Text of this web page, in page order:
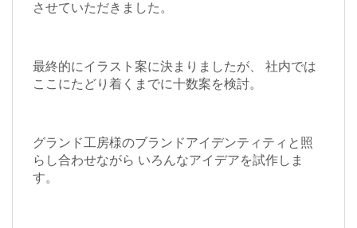
させていただきました。
最終的にイラスト案に決まりましたが、 社内では
ここにたどり着くまでに十数案を検討。
グランド工房様のブランドアイデンティティと照
らし合わせながら いろんなアイデアを試作しま
す。